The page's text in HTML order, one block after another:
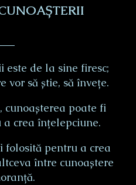
este de la sine firesc;
vor să știe, să învețe.
cunoașterea poate fi
crea înțelepciune.
folosită pentru a crea
între cunoaștere